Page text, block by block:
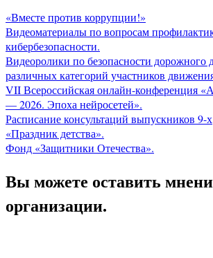
«Вместе против коррупции!»
Видеоматериалы по вопросам
кибербезопасности.
Видеоролики по безопасности дорожного
различных категорий участников
VII Всероссийская онлайн-конференция
— 2026. Эпоха нейросетей».
Расписание консультаций выпускников 9-
«Праздник детства».
Фонд «Защитники Отечества».
Вы можете оставить
организации.